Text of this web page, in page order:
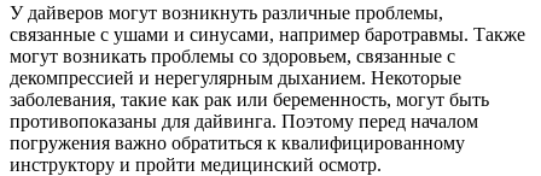
У дайверов могут возникнуть различные проблемы,
связанные с ушами и синусами, например баротравмы. Также
могут возникать проблемы со здоровьем, связанные с
декомпрессией и нерегулярным дыханием. Некоторые
заболевания, такие как рак или беременность, могут быть
противопоказаны для дайвинга. Поэтому перед началом
погружения важно обратиться к квалифицированному
инструктору и пройти медицинский осмотр.